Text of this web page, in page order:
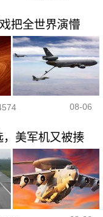
把全世界演懵
08-06
美军机又被揍